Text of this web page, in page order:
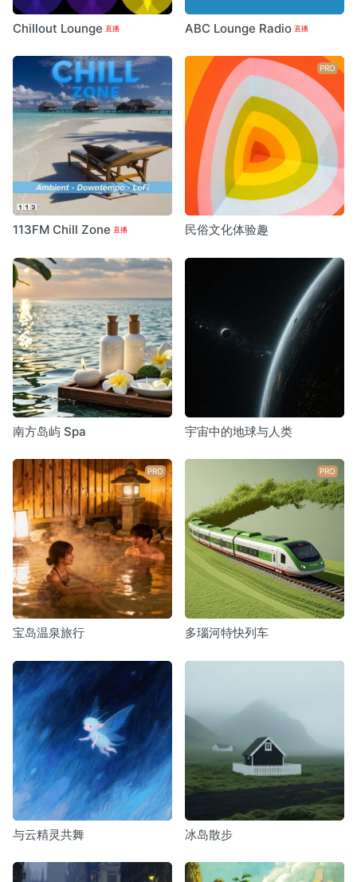
Chillout Lounge ABC Lounge Radio
113FM Chill Zone
PRO
民俗文化体验趣
南方岛屿 Spa 宇宙中的地球与人类
PRO
宝岛温泉旅行
PRO
多瑙河特快列车
与云精灵共舞 冰岛散步